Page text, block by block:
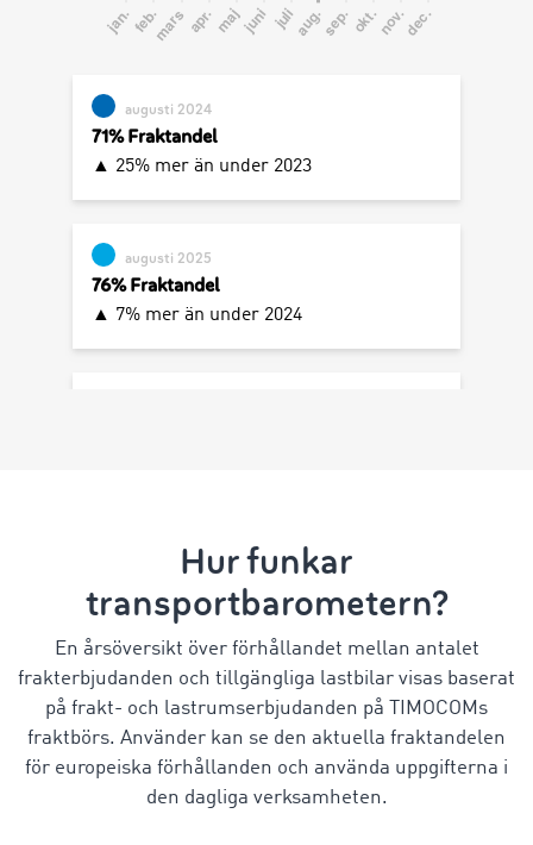
Hur funkar
transportbarometern?
En årsöversikt över förhållandet mellan antalet
frakterbjudanden och tillgängliga lastbilar visas baserat
på frakt- och lastrumserbjudanden på TIMOCOMs
fraktbörs. Använder kan se den aktuella fraktandelen
för europeiska förhållanden och använda uppgifterna i
den dagliga verksamheten.